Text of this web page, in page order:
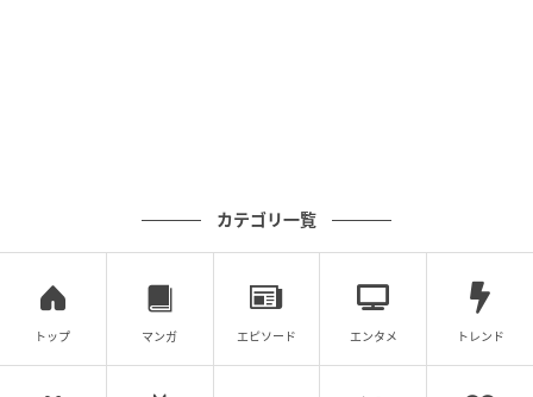
がわかります。それぞれのブランドに特色があり、あ
なたのライフスタイルや好みに合ったソファがきっと
見つかるはず。
これから引越しやリビングの模様替え、ソファの買い
替えを検討される際には、ぜひ今回のリアルな愛用者
カテゴリ一覧
トップ マンガ エピソード エンタメ トレンド